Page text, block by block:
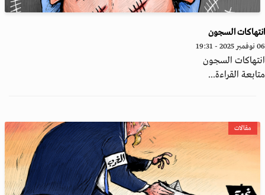
السجون
- 19:31
السجون
القراءة...
مقالات